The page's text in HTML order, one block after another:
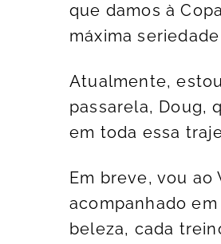
que damos à
máxima
Atualmente,
passarela, Doug,
em toda essa
Em breve, vou
acompanhado
beleza, cada